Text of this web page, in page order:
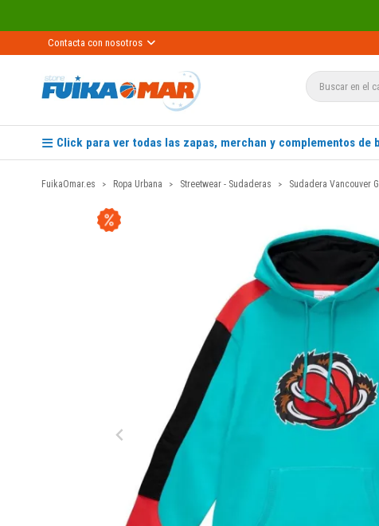
Contacta con nosotros
Click para ver todas las zapas, merchan y complementos de
FuikaOmar.es Ropa Urbana Streetwear - Sudaderas Sudadera Vancouver